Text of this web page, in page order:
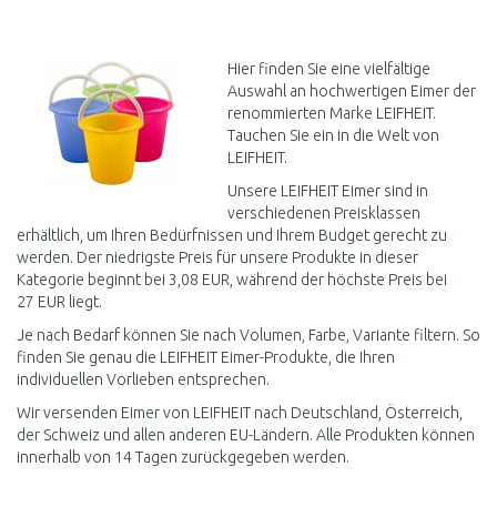
Vergleichen
Hier finden Sie eine vielfältige
Auswahl an hochwertigen Eimer der
renommierten Marke LEIFHEIT.
Tauchen Sie ein in die Welt von
LEIFHEIT.
Unsere LEIFHEIT Eimer sind in
verschiedenen Preisklassen
erhältlich, um Ihren Bedürfnissen und Ihrem Budget gerecht zu
werden. Der niedrigste Preis für unsere Produkte in dieser
Kategorie beginnt bei 3,08 EUR, während der höchste Preis bei
27 EUR liegt.
Je nach Bedarf können Sie nach Volumen, Farbe, Variante filtern. So
finden Sie genau die LEIFHEIT Eimer-Produkte, die Ihren
individuellen Vorlieben entsprechen.
Wir versenden Eimer von LEIFHEIT nach Deutschland, Österreich,
der Schweiz und allen anderen EU-Ländern. Alle Produkten können
innerhalb von 14 Tagen zurückgegeben werden.